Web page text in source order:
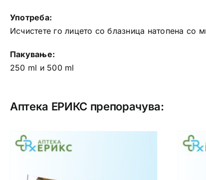
Употреба:
Исчистете го лицето со блазница натопена
Пакување:
250 ml и 500 ml
Аптека ЕРИКС препорачува: